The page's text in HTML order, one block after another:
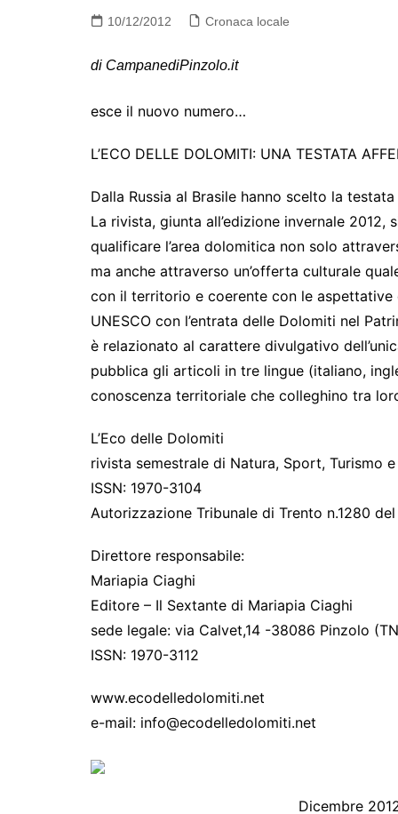
10/12/2012 Cronaca locale
di CampanediPinzolo.it
esce il nuovo numero…
L’ECO DELLE DOLOMITI: UNA TESTATA
Dalla Russia al Brasile hanno scelto la
La rivista, giunta all’edizione invernale
qualificare l’area dolomitica non solo
ma anche attraverso un’offerta culturale
con il territorio e coerente con le
UNESCO con l’entrata delle Dolomiti nel
è relazionato al carattere divulgativo
pubblica gli articoli in tre lingue (italiano,
conoscenza territoriale che colleghino tra
L’Eco delle Dolomiti
rivista semestrale di Natura, Sport, Turismo
ISSN: 1970-3104
Autorizzazione Tribunale di Trento n.1280
Direttore responsabile:
Mariapia Ciaghi
Editore – Il Sextante di Mariapia Ciaghi
sede legale: via Calvet,14 -38086 Pinzolo
ISSN: 1970-3112
www.ecodelledolomiti.net
e-mail: info@ecodelledolomiti.net
Dicembre